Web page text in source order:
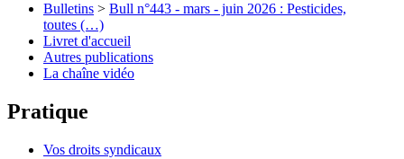
Bulletins > Bull n°443 - mars - juin 2026 : Pesticides,
toutes (…)
Livret d'accueil
Autres publications
La chaîne vidéo
Pratique
Vos droits syndicaux